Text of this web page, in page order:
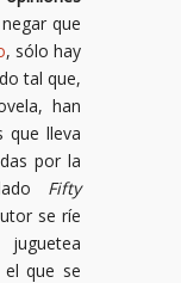
que
, sólo hay
tal que,
han
que lleva
por la
Fifty
se ríe
que se